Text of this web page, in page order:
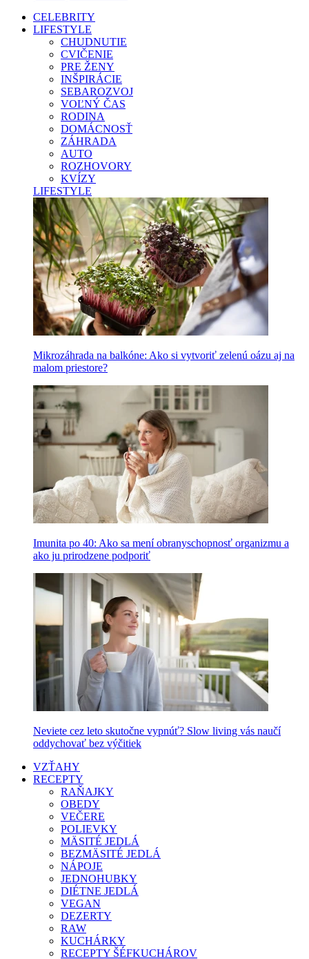
CELEBRITY
LIFESTYLE
CHUDNUTIE
CVIČENIE
PRE ŽENY
INŠPIRÁCIE
SEBAROZVOJ
VOĽNÝ ČAS
RODINA
DOMÁCNOSŤ
ZÁHRADA
AUTO
ROZHOVORY
KVÍZY
LIFESTYLE
Mikrozáhrada na balkóne: Ako si vytvoriť zelenú oázu aj na
malom priestore?
Imunita po 40: Ako sa mení obranyschopnosť organizmu a
ako ju prirodzene podporiť
Neviete cez leto skutočne vypnúť? Slow living vás naučí
oddychovať bez výčitiek
VZŤAHY
RECEPTY
RAŇAJKY
OBEDY
VEČERE
POLIEVKY
MÄSITÉ JEDLÁ
BEZMÄSITÉ JEDLÁ
NÁPOJE
JEDNOHUBKY
DIÉTNE JEDLÁ
VEGAN
DEZERTY
RAW
KUCHÁRKY
RECEPTY ŠÉFKUCHÁROV